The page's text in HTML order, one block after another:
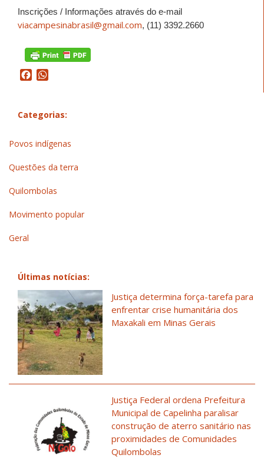
Inscrições / Informações através do e-mail
viacampesinabrasil@gmail.com, (11) 3392.2660
Facebook
Categorias:
Povos indígenas
Questões da terra
Quilombolas
Movimento popular
Geral
Últimas notícias:
Justiça determina força-tarefa para
enfrentar crise humanitária dos
Maxakali em Minas Gerais
Justiça Federal ordena Prefeitura
Municipal de Capelinha paralisar
construção de aterro sanitário nas
proximidades de Comunidades
Quilombolas